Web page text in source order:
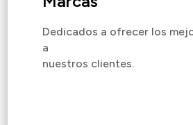
Dedicados a ofrecer los
a
nuestros clientes.